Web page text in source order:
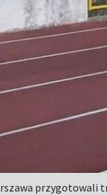
przygotowali